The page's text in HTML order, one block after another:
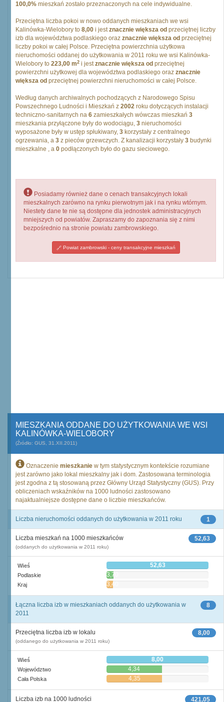
100,0% mieszkań zostało przeznaczonych na cele indywidualne.
Przeciętna liczba pokoi w nowo oddanych mieszkaniach we wsi
Kalinówka-Wielobory to 8,00 i jestznacznie większa od przeciętnej liczby
izb dla województwa podlaskiego oraz znacznie większa od przeciętnej
liczby pokoi w całej Polsce. Przeciętna powierzchnia użytkowa
nieruchomości oddanej do użytkowania w 2011 roku we wsi Kalinówka-
Wielobory to 223,00 m2 i jestznacznie większa od przeciętnej
powierzchni użytkowej dla województwa podlaskiego oraz znacznie
większa od przeciętnej powierzchni nieruchomości w całej Polsce.
Według danych archiwalnych pochodzących z Narodowego Spisu
Powszechnego Ludności i Mieszkań z 2002 roku dotyczących instalacji
techniczno-sanitarnych na 6 zamieszkałych wówczas mieszkań 3
mieszkania przyłączone były do wodociągu, 3 nieruchomości
wyposażone były w ustęp spłukiwany, 3 korzystały z centralnego
ogrzewania, a 3 z pieców grzewczych. Z kanalizacji korzystały 3 budynki
mieszkalne , a 0 podłączonych było do gazu sieciowego.
Posiadamy również dane o cenach transakcyjnych lokali
mieszkalnych zarówno na rynku pierwotnym jak i na rynku wtórnym.
Niestety dane te nie są dostępne dla jednostek administracyjnych
mniejszych od powiatów. Zapraszamy do zapoznania się z nimi
bezpośrednio na stronie powiatu zambrowskiego.
Powiat zambrowski - ceny transakcyjne mieszkań
MIESZKANIA ODDANE DO UŻYTKOWANIA WE WSI
KALINÓWKA-WIELOBORY
(Źródło: GUS, 31.XII.2011)
Oznaczenie mieszkanie w tym statystycznym kontekście rozumiane
jest zarówno jako lokal mieszkalny jak i dom. Zastosowana terminologia
jest zgodna z tą stosowaną przez Główny Urząd Statystyczny (GUS). Przy
obliczeniach wskaźników na 1000 ludności zastosowano
najaktualniejsze dostępne dane o liczbie mieszkańców.
1
Liczba nieruchomości oddanych do użytkowania w 2011 roku
52,63
Liczba mieszkań na 1000 mieszkańców
(oddanych do użytkowania w 2011 roku)
Wieś 52,63
Podlaskie 3,70
Kraj 3,40
8
Łączna liczba izb w mieszkaniach oddanych do użytkowania w
2011
8,00
Przeciętna liczba izb w lokalu
(oddanego do użytkowania w 2011 roku)
Wieś 8,00
Województwo 4,34
Cała Polska 4,35
421,05
Liczba izb na 1000 ludności